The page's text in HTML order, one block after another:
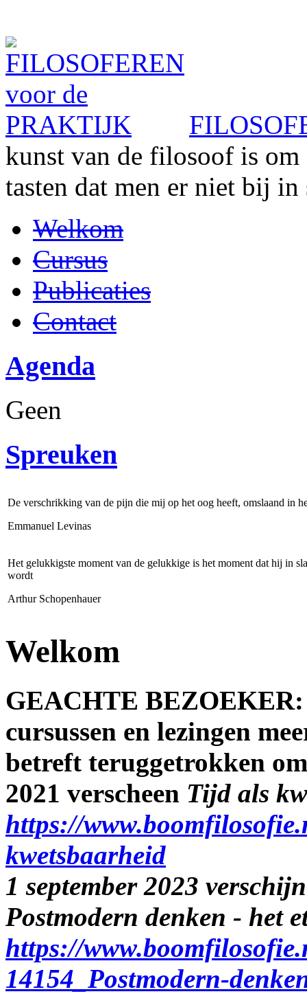
kunst van de filosoof is
tasten dat men er niet bij
Welkom
Cursus
Publicaties
Contact
Agenda
Geen
Spreuken
De verschrikking van de pijn die mij op het oog heeft, omslaand in
Emmanuel Levinas
Het gelukkigste moment van de gelukkige is het moment dat hij in
wordt
Arthur Schopenhauer
Welkom
GEACHTE BEZOEKER:
cursussen en lezingen
betreft teruggetrokken
2021 verscheen Tijd als
https://
kwetsbaarheid
1 september 2023
Postmodern denken - het
https://
14154_Postmodern-